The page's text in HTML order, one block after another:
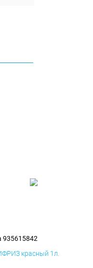
935615842
красный 1л.